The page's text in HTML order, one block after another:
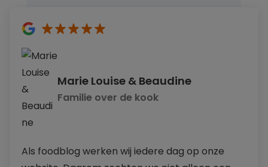
5
sterren
Marie Louise & Beaudine
Familie over de kook
Als foodblog werken wij iedere dag op onze